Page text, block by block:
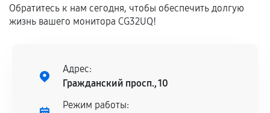
дефектов.
Установка была выполнена нашим сервисным
остается на стороне производителя или
продавца. За качество сторонних деталей
сервисный центр ответственности не несет.
Обратитесь к нам сегодня, чтобы обеспечить долгую
жизнь вашего монитора CG32UQ!
Адрес:
Гражданский просп., 10
Режим работы: